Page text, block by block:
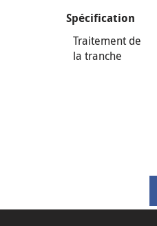
Spécification
Traitement de
la tranche